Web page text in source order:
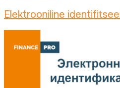
Elektrooniline